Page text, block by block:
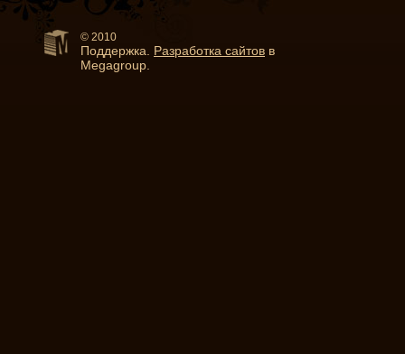
© 2010
Поддержка. Разработка сайтов в
Megagroup.